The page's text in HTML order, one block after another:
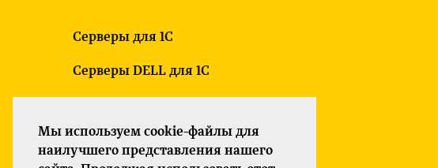
Серверы для 1С
Серверы DELL для 1С
Б/У серверы для 1С
Мы используем cookie-файлы для
наилучшего представления нашего